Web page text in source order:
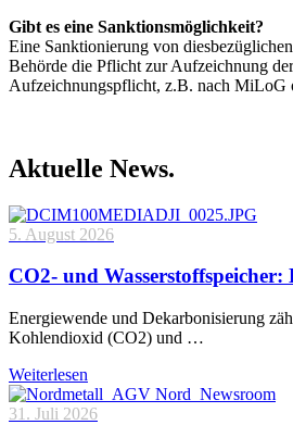
Gibt es eine Sanktionsmöglichkeit?
Eine Sanktionierung von
Behörde die Pflicht zur Aufzeichnung
Aufzeichnungspflicht, z.B. nach MiLoG
Aktuelle News.
5. August 2026
CO2- und
Energiewende und Dekarbonisierung
Kohlendioxid (CO2) und …
Weiterlesen
31. Juli 2026